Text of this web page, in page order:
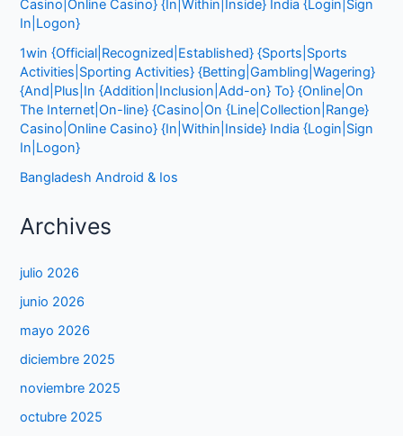
Casino|Online Casino} {In|Within|Inside} India {Login|Sign
In|Logon}
1win {Official|Recognized|Established} {Sports|Sports
Activities|Sporting Activities} {Betting|Gambling|Wagering}
{And|Plus|In {Addition|Inclusion|Add-on} To} {Online|On
The Internet|On-line} {Casino|On {Line|Collection|Range}
Casino|Online Casino} {In|Within|Inside} India {Login|Sign
In|Logon}
Bangladesh Android & Ios
Archives
julio 2026
junio 2026
mayo 2026
diciembre 2025
noviembre 2025
octubre 2025